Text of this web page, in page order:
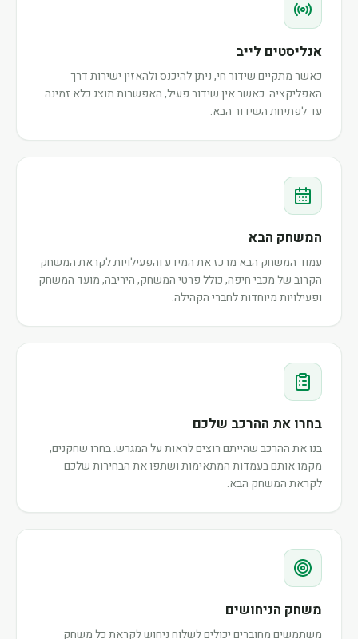
אנליסטים לייב
כאשר מתקיים שידור חי, ניתן להיכנס ולהאזין ישירות דרך
האפליקציה. כאשר אין שידור פעיל, האפשרות תוצג כלא זמינה
עד לפתיחת השידור הבא.
המשחק הבא
עמוד המשחק הבא מרכז את המידע והפעילויות לקראת המשחק
הקרוב של מכבי חיפה, כולל פרטי המשחק, היריבה, מועד המשחק
ופעילויות מיוחדות לחברי הקהילה.
בחרו את ההרכב שלכם
בנו את ההרכב שהייתם רוצים לראות על המגרש. בחרו שחקנים,
מקמו אותם בעמדות המתאימות ושתפו את הבחירות שלכם
לקראת המשחק הבא.
משחק הניחושים
משתמשים מחוברים יכולים לשלוח ניחוש לקראת כל משחק